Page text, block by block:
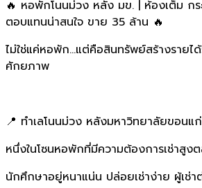
🔥 หอพักโนนม่วง หลัง มข. | ห้องเต็ม ก
ตอบแทนน่าสนใจ ขาย 35 ล้าน 🔥
ไม่ใช่แค่หอพัก…แต่คือสินทรัพย์สร้างรายได้
ศักยภาพ
📍 ทำเลโนนม่วง หลังมหาวิทยาลัยขอนแ
หนึ่งในโซนหอพักที่มีความต้องการเช่าสูง
นักศึกษาอยู่หนาแน่น ปล่อยเช่าง่าย ผู้เช่า